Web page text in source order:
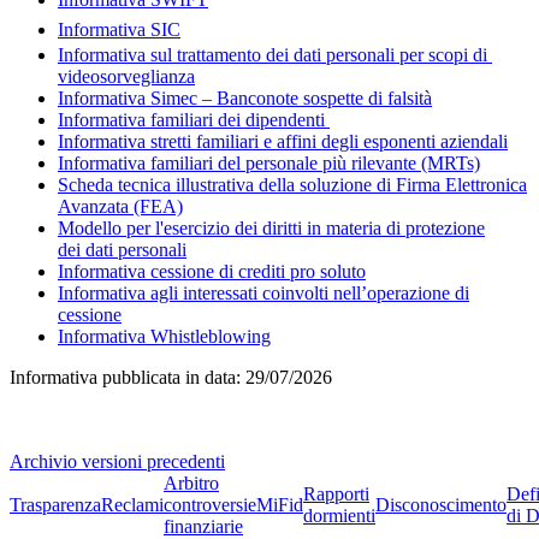
Informativa SIC
Informativa sul trattamento dei dati personali per scopi di
videosorveglianza
Informativa Simec – Banconote sospette di falsità
Informativa familiari dei dipendenti
Informativa stretti familiari e affini degli esponenti aziendali
Informativa familiari del personale più rilevante (MRTs)
Scheda tecnica illustrativa della soluzione di Firma Elettronica
Avanzata (FEA)
Modello per l'esercizio dei diritti in materia di protezione
dei dati personali
Informativa cessione di crediti pro soluto
Informativa agli interessati coinvolti nell’operazione di
cessione
Informativa Whistleblowing
Informativa pubblicata in data: 29/07/2026
Archivio versioni precedenti
TrasparenzaReclami
Arbitro
controversie
finanziarie
MiFid
Rapporti
dormienti
Disconoscimento
di